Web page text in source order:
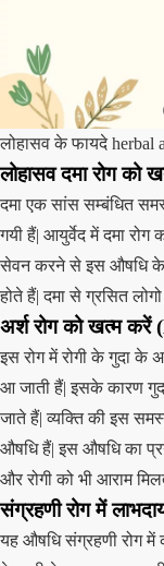
लोहासव के फायदे herbal
लोहासव दमा रोग
दमा एक सांस सम्बंधित
गयी हैं| आयुर्वेद में दमा
सेवन करने से इस औषधि के
होते हैं| दमा से ग्रसित
अर्श रोग को खत्म
इस रोग में रोगी के गुदा
आ जाती हैं| इसके कारण
जाते हैं| व्यक्ति की इस
औषधि हैं| इस औषधि का
और रोगी को भी आराम
संग्रहणी रोग में
यह औषधि संग्रहणी रोग में